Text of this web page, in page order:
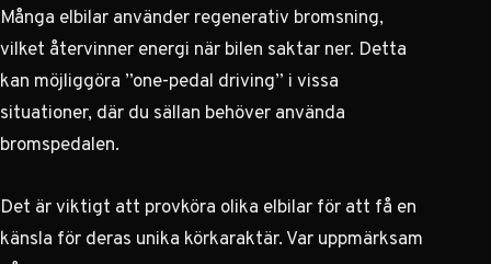
Många elbilar använder regenerativ bromsning,
vilket återvinner energi när bilen saktar ner. Detta
kan möjliggöra ”one-pedal driving” i vissa
situationer, där du sällan behöver använda
bromspedalen.
Det är viktigt att provköra olika elbilar för att få en
känsla för deras unika körkaraktär. Var uppmärksam